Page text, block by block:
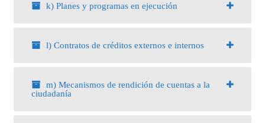
k) Planes y programas en ejecución
l) Contratos de créditos externos e internos
m) Mecanismos de rendición de cuentas a la
ciudadanía